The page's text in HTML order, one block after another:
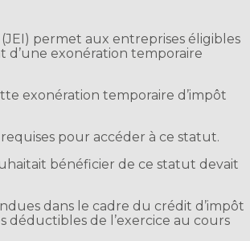
permet aux entreprises éligibles
d’une exonération temporaire
exonération temporaire d’impôt
pour accéder à ce statut.
bénéficier de ce statut devait
dans le cadre du crédit d’impôt
déductibles de l’exercice au cours